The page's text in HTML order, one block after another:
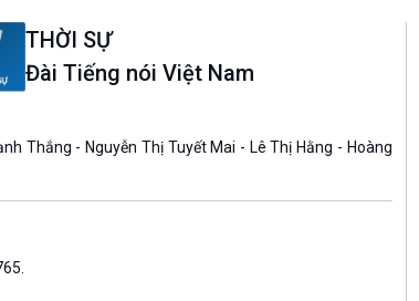
THỜI SỰ
Đài Tiếng nói Việt Nam
Thắng - Nguyễn Thị Tuyết Mai - Lê Thị Hằng - Hoàng